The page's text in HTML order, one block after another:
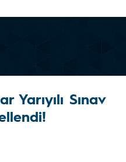
Yarıyılı Sınav